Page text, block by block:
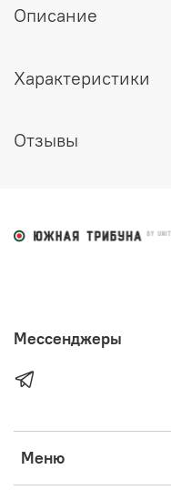
Описание
Характеристики
Отзывы
Меню
Мессенджеры